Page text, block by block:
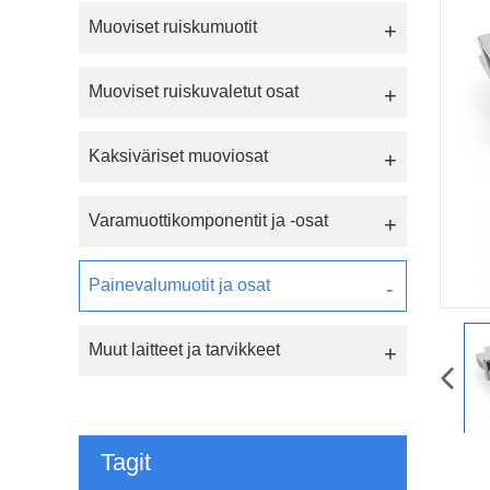
Muoviset ruiskumuotit
Muoviset ruiskuvaletut osat
Kaksiväriset muoviosat
Varamuottikomponentit ja -osat
Painevalumuotit ja osat
Muut laitteet ja tarvikkeet
Tagit